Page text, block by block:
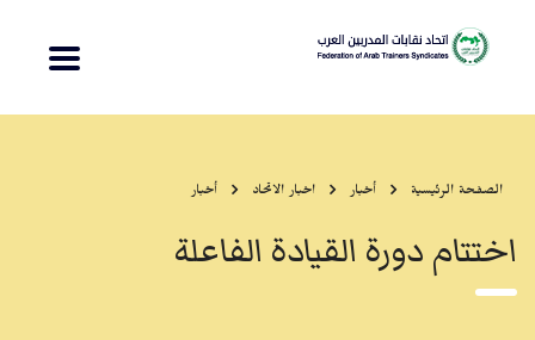
الصفحة الرئيسية أخبار اخبار الاتحاد أخبار
اختتام دورة القيادة الفاعلة